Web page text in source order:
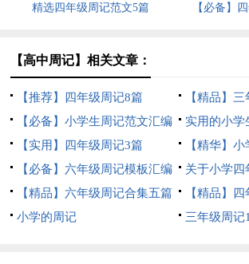
精选四年级周记范文5篇 【必备】
【高中周记】相关文章：
【推荐】四年级周记8篇
【精品】
【必备】小学生周记范文汇编
8篇
实用的小学
【实用】四年级周记3篇
【精华】
【必备】六年级周记模板汇编
六篇
关于小学四
【精品】六年级周记合集五篇
【精品】
五篇
小学的周记 三年级周记